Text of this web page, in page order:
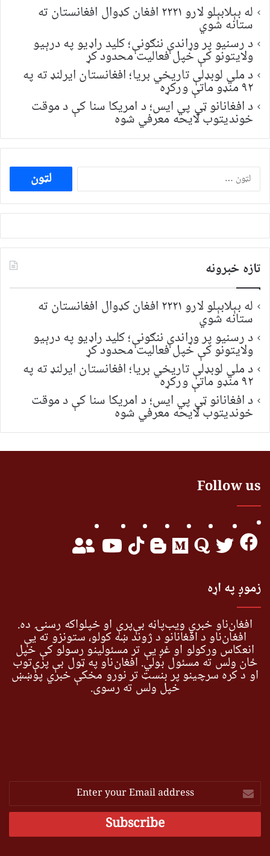
له بېلابېلو لارو ۲۲۲۱ افغان کډوال افغانستان ته
ستانه شوي
د رسنیو پر وړاندې ننګونې؛ کلید راډیو په درېیو
ولایتونو کې خپل فعالیت محدود کړ
د ملي لوبډلې تاریخي بریا؛ افغانستان ایرلنډ ته په
۹۲ منډو ماتې ورکړه
د افغانانو ټي پي ایس؛ د امریکا سنا کې د موقت
خونديتوب لایحه معرفي شوه
ددی
لپاره
لټون:
تازه خبرونه
له بېلابېلو لارو ۲۲۲۱ افغان کډوال افغانستان ته
ستانه شوي
د رسنیو پر وړاندې ننګونې؛ کلید راډیو په درېیو
ولایتونو کې خپل فعالیت محدود کړ
د ملي لوبډلې تاریخي بریا؛ افغانستان ایرلنډ ته په
۹۲ منډو ماتې ورکړه
د افغانانو ټي پي ایس؛ د امریکا سنا کې د موقت
خونديتوب لایحه معرفي شوه
Follow us
زموږ په اړه
افغان‌ناو خبري ویب‌پاڼه بې‌پرې او خپلواکه رسنۍ ده.
افغان‌ناو د افغانانو د ژوند ښه کولو، ستونزو ته یې
انعکاس ورکولو او غږ یې تر مسئولینو رسولو کې خپل
ځان ولس ته مسئول بولي. افغان‌ناو په ټول بې پرې‌توب
او د کره سرچینو پر بنسټ تر نورو مخکې خبري پوښښ
خپل ولس ته رسوي.
Enter
your
Email